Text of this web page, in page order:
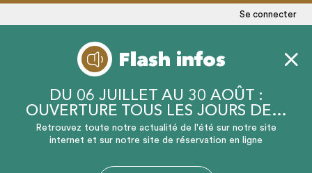
Se connecter
Flash infos
DU 06 JUILLET AU 30 AOÛT :
OUVERTURE TOUS LES JOURS DE…
Retrouvez toute notre actualité de l'été sur notre site
internet et sur notre site de réservation en ligne